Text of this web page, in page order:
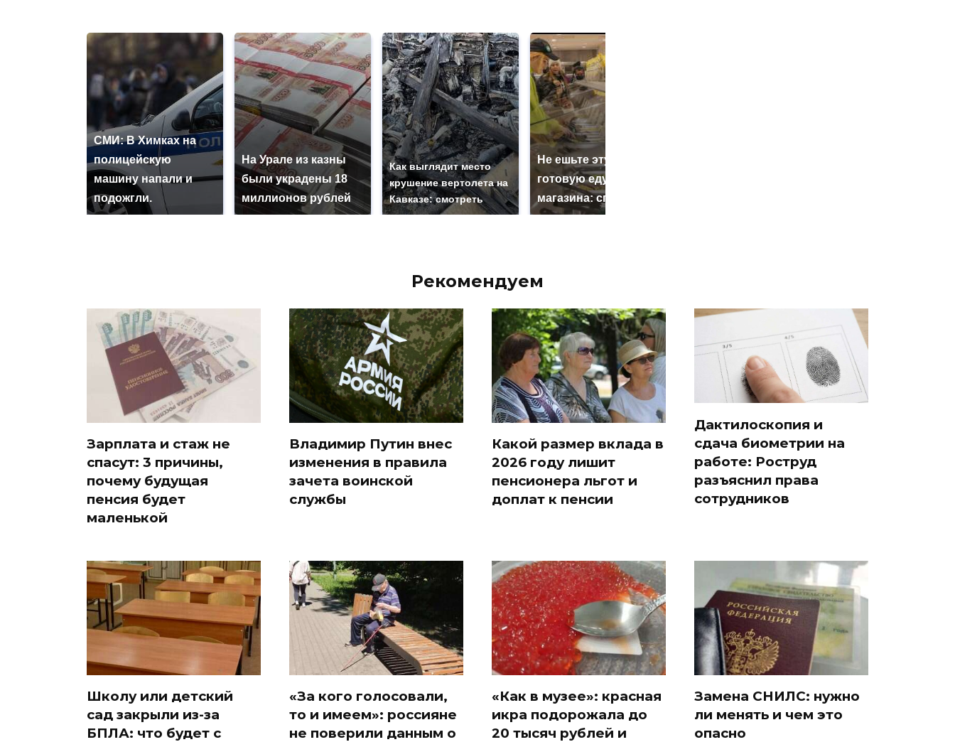
СМИ: В Химках на
полицейскую
машину напали и
подожгли.
На Урале из казны
были украдены 18
миллионов рублей
Как выглядит место
крушение вертолета на
Кавказе: смотреть
Не ешьте эту
готовую еду из
магазина: список
Рекомендуем
Зарплата и стаж не
спасут: 3 причины,
почему будущая
пенсия будет
маленькой
Владимир Путин внес
изменения в правила
зачета воинской
службы
Какой размер вклада в
2026 году лишит
пенсионера льгот и
доплат к пенсии
Дактилоскопия и
сдача биометрии на
работе: Роструд
разъяснил права
сотрудников
Школу или детский
сад закрыли из-за
БПЛА: что будет с
«За кого голосовали,
то и имеем»: россияне
не поверили данным о
«Как в музее»: красная
икра подорожала до
20 тысяч рублей и
Замена СНИЛС: нужно
ли менять и чем это
опасно